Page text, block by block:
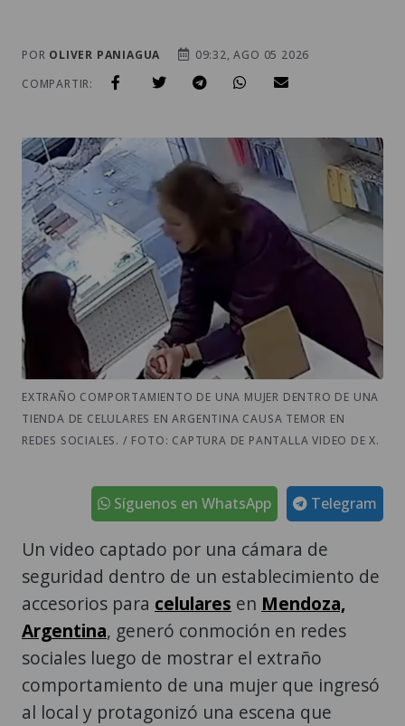
POR OLIVER PANIAGUA
09:32, AGO 05 2026
COMPARTIR:
EXTRAÑO COMPORTAMIENTO DE UNA MUJER DENTRO DE UNA
TIENDA DE CELULARES EN ARGENTINA CAUSA TEMOR EN
REDES SOCIALES. / FOTO: CAPTURA DE PANTALLA VIDEO DE X.
Telegram
Síguenos en WhatsApp
Un video captado por una cámara de
seguridad dentro de un establecimiento de
accesorios para celulares en Mendoza,
Argentina, generó conmoción en redes
sociales luego de mostrar el extraño
comportamiento de una mujer que ingresó
al local y protagonizó una escena que